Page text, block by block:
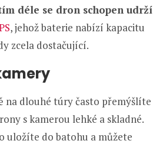
déle se dron schopen udrží
, jehož baterie nabízí kapacitu
zcela dostačující.
na dlouhé túry často přemýšlíte
s kamerou lehké a skladné.
uložíte do batohu a můžete